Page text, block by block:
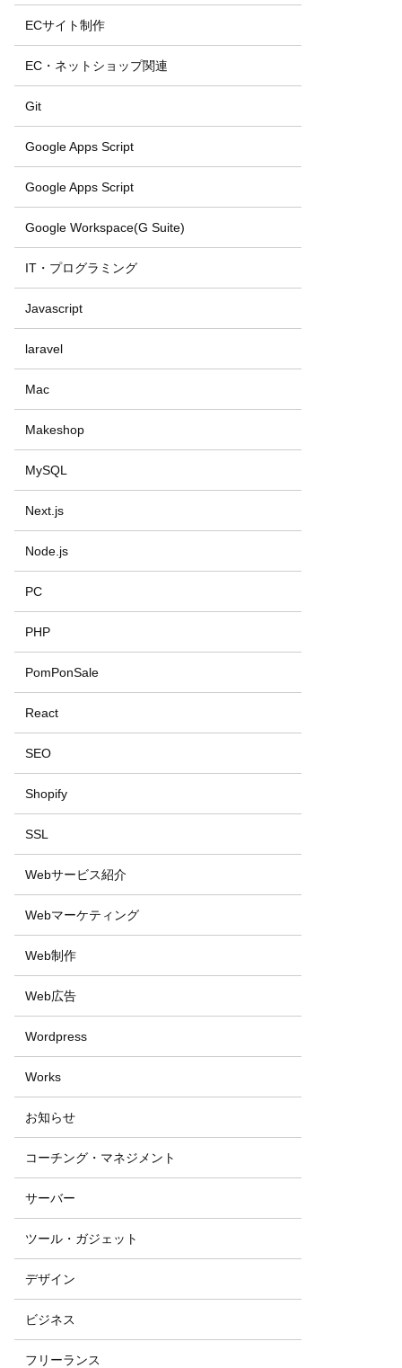
ECサイト制作
EC・ネットショップ関連
Git
Google Apps Script
Google Apps Script
Google Workspace(G Suite)
IT・プログラミング
Javascript
laravel
Mac
Makeshop
MySQL
Next.js
Node.js
PC
PHP
PomPonSale
React
SEO
Shopify
SSL
Webサービス紹介
Webマーケティング
Web制作
Web広告
Wordpress
Works
お知らせ
コーチング・マネジメント
サーバー
ツール・ガジェット
デザイン
ビジネス
フリーランス